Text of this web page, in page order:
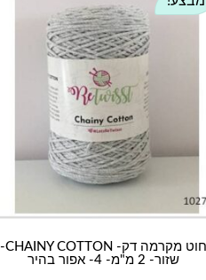
חוט מקרמה דק- CHAINY COTTON-
שזור- 2 מ"מ- 4- אפור בהיר